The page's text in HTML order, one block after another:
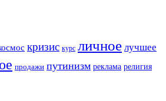
кризис курс личное лучшее
продажи путинизм реклама религия